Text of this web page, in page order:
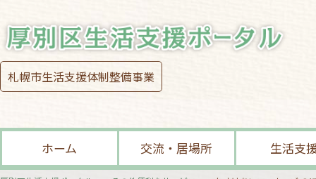
札幌市生活支援体制整備事業
ホーム 交流・居場所 生活支